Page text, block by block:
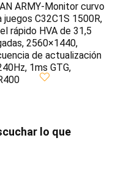
ARMY-Monitor curvo
juegos C32C1S 1500R,
rápido HVA de 31,5
2560×1440,
de actualización
1ms GTG,
lo que